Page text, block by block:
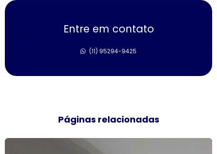
Empresa de janela sobreposta de giro
Empresa de janela sobreposta de giro em sp
Empresa de janela vidro multilaminado
Empresas de esquadrias de alumínio sp
Entre em contato
(11) 95294-9425
Páginas relacionadas